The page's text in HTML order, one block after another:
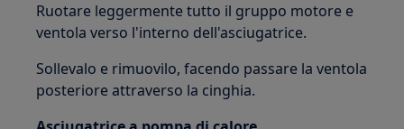
Ruotare leggermente tutto il gruppo motore e
ventola verso l'interno dell'asciugatrice.
Sollevalo e rimuovilo, facendo passare la ventola
posteriore attraverso la cinghia.